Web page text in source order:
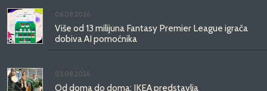
06.08.2026.
Više od 13 milijuna Fantasy Premier League igrača
dobiva AI pomoćnika
03.08.2026.
Od doma do doma: IKEA predstavlja